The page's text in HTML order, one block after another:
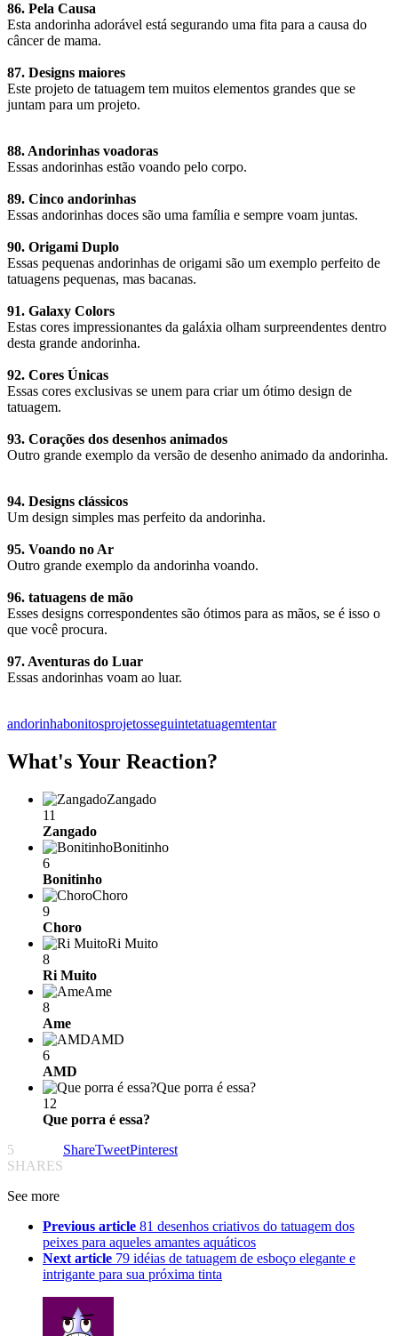
86. Pela Causa
Esta andorinha adorável está segurando uma fita para a causa do
câncer de mama.
87. Designs maiores
Este projeto de tatuagem tem muitos elementos grandes que se
juntam para um projeto.
88. Andorinhas voadoras
Essas andorinhas estão voando pelo corpo.
89. Cinco andorinhas
Essas andorinhas doces são uma família e sempre voam juntas.
90. Origami Duplo
Essas pequenas andorinhas de origami são um exemplo perfeito de
tatuagens pequenas, mas bacanas.
91. Galaxy Colors
Estas cores impressionantes da galáxia olham surpreendentes dentro
desta grande andorinha.
92. Cores Únicas
Essas cores exclusivas se unem para criar um ótimo design de
tatuagem.
93. Corações dos desenhos animados
Outro grande exemplo da versão de desenho animado da andorinha.
94. Designs clássicos
Um design simples mas perfeito da andorinha.
95. Voando no Ar
Outro grande exemplo da andorinha voando.
96. tatuagens de mão
Esses designs correspondentes são ótimos para as mãos, se é isso o
que você procura.
97. Aventuras do Luar
Essas andorinhas voam ao luar.
andorinhabonitosprojetosseguintetatuagemtentar
What's Your Reaction?
Zangado
11
Zangado
Bonitinho
6
Bonitinho
Choro
9
Choro
Ri Muito
8
Ri Muito
Ame
8
Ame
AMD
6
AMD
Que porra é essa?
12
Que porra é essa?
5
SHARES
ShareTweetPinterest
See more
Previous article 81 desenhos criativos do tatuagem dos
peixes para aqueles amantes aquáticos
Next article 79 idéias de tatuagem de esboço elegante e
intrigante para sua próxima tinta